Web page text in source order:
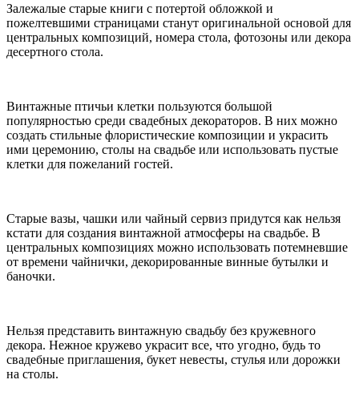
Залежалые старые книги с потертой обложкой и
пожелтевшими страницами станут оригинальной основой для
центральных композиций, номера стола, фотозоны или декора
десертного стола.
Винтажные птичьи клетки пользуются большой
популярностью среди свадебных декораторов. В них можно
создать стильные флористические композиции и украсить
ими церемонию, столы на свадьбе или использовать пустые
клетки для пожеланий гостей.
Старые вазы, чашки или чайный сервиз придутся как нельзя
кстати для создания винтажной атмосферы на свадьбе. В
центральных композициях можно использовать потемневшие
от времени чайнички, декорированные винные бутылки и
баночки.
Нельзя представить винтажную свадьбу без кружевного
декора. Нежное кружево украсит все, что угодно, будь то
свадебные приглашения, букет невесты, стулья или дорожки
на столы.